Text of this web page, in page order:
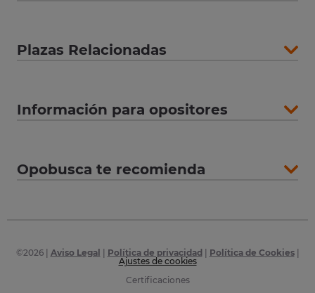
Plazas Relacionadas
Información para opositores
Opobusca te recomienda
©2026| Aviso Legal Política de privacidad Política de Cookies|
Ajustes de cookies
Certificaciones